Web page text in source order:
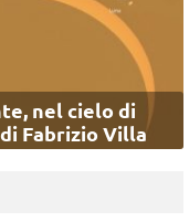
nel cielo di
Fabrizio Villa